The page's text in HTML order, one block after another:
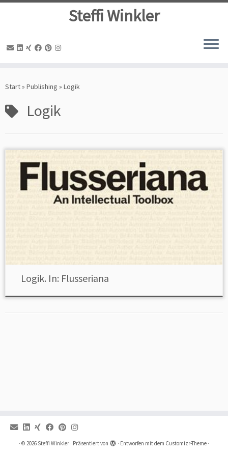
Inhalt
Steffi Winkler
Start» Publishing » Logik
Logik
Logik. In: Flusseriana
· © 2026 Steffi Winkler · Präsentiert von · Entworfen mit dem Customizr-Theme ·